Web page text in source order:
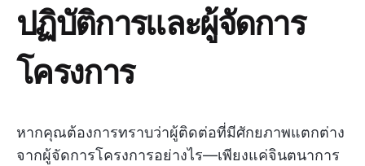
ปฏิบัติการและผู้จัดการ
โครงการ
หากคุณต้องการทราบว่าผู้ติดต่อที่มีศักยภาพแตกต่าง
จากผู้จัดการโครงการอย่างไร—เพียงแค่จินตนาการ